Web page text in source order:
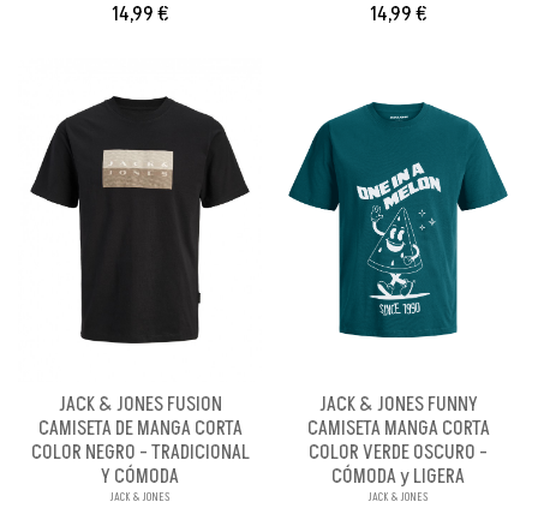
14,99 € 14,99 €
JACK & JONES FUSION
CAMISETA DE MANGA CORTA
COLOR NEGRO - TRADICIONAL
Y CÓMODA
JACK & JONES
JACK & JONES FUNNY
CAMISETA MANGA CORTA
COLOR VERDE OSCURO -
CÓMODA y LIGERA
JACK & JONES